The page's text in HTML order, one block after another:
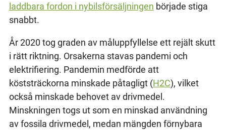
laddbara fordon i nybilsförsäljningen började stiga
snabbt.
År 2020 tog graden av måluppfyllelse ett rejält skutt
i rätt riktning. Orsakerna stavas pandemi och
elektrifiering. Pandemin medförde att
köststräckorna minskade påtagligt (H2C), vilket
också minskade behovet av drivmedel.
Minskningen togs ut som en minskad användning
av fossila drivmedel, medan mängden förnybara